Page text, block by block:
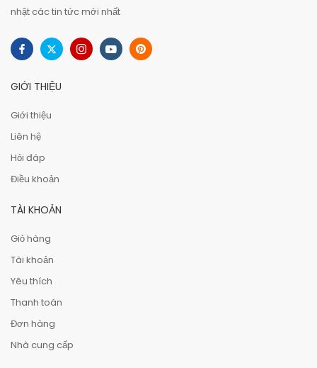
nhật các tin tức mới nhất
GIỚI THIỆU
Giới thiệu
Liên hệ
Hỏi đáp
Điều khoản
TÀI KHOẢN
Giỏ hàng
Tài khoản
Yêu thích
Thanh toán
Đơn hàng
Nhà cung cấp